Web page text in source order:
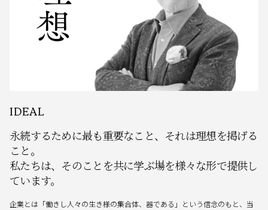
IDEAL
永続するために最も重要なこと、 それは理想を掲げる
こと。
私たちは、そのことを共に学ぶ場を様々な形で提供し
ています。
企業とは「働きし人々の生き様の集合体、器である」という信念のもと、当